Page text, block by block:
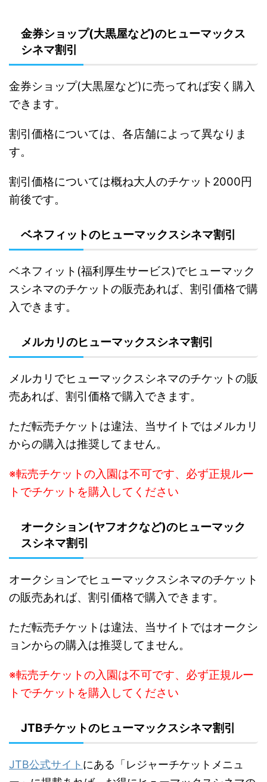
金券ショップ(大黒屋など)のヒューマックス
シネマ割引
金券ショップ(大黒屋など)に売ってれば安く購入
できます。
割引価格については、各店舗によって異なりま
す。
割引価格については概ね大人のチケット2000円
前後です。
ベネフィットのヒューマックスシネマ割引
ベネフィット(福利厚生サービス)でヒューマック
スシネマのチケットの販売あれば、割引価格で購
入できます。
メルカリのヒューマックスシネマ割引
メルカリでヒューマックスシネマのチケットの販
売あれば、割引価格で購入できます。
ただ転売チケットは違法、当サイトではメルカリ
からの購入は推奨してません。
※転売チケットの入園は不可です、必ず正規ルー
トでチケットを購入してください
オークション(ヤフオクなど)のヒューマック
スシネマ割引
オークションでヒューマックスシネマのチケット
の販売あれば、割引価格で購入できます。
ただ転売チケットは違法、当サイトではオークシ
ョンからの購入は推奨してません。
※転売チケットの入園は不可です、必ず正規ルー
トでチケットを購入してください
JTBチケットのヒューマックスシネマ割引
JTB公式サイト にある「レジャーチケットメニュ